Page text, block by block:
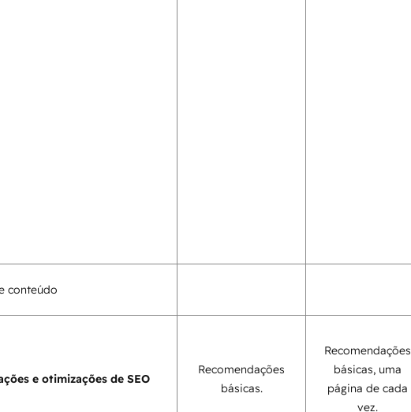
conteúdo
e otimizações de SEO
Recomendações
básicas.
Recomendações
básicas, uma
página de cada
vez.